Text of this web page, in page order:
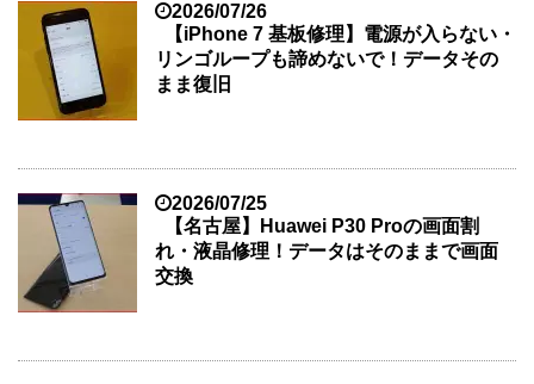
2026/07/26
【iPhone 7 基板修理】電源が入らない・
リンゴループも諦めないで！データその
まま復旧
2026/07/25
【名古屋】Huawei P30 Proの画面割
れ・液晶修理！データはそのままで画面
交換